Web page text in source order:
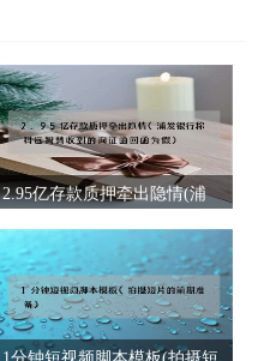
2.95亿存款质押牵出隐情(浦
证函回函为假)